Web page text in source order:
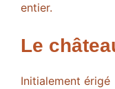
entier.
Le
Initialement érigé